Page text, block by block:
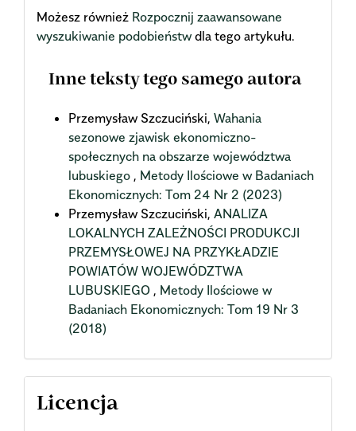
Możesz również Rozpocznij zaawansowane
wyszukiwanie podobieństwdla tego artykułu.
Inne teksty tego samego autora
Przemysław Szczuciński, Wahania
sezonowe zjawisk ekonomiczno-
społecznych na obszarze województwa
lubuskiego , Metody Ilościowe w Badaniach
Ekonomicznych: Tom 24 Nr 2 (2023)
Przemysław Szczuciński, ANALIZA
LOKALNYCH ZALEŻNOŚCI PRODUKCJI
PRZEMYSŁOWEJ NA PRZYKŁADZIE
POWIATÓW WOJEWÓDZTWA
LUBUSKIEGO , Metody Ilościowe w
Badaniach Ekonomicznych: Tom 19 Nr 3
(2018)
Licencja